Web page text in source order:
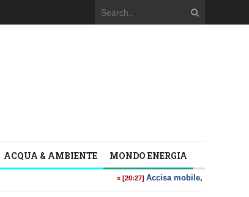
ACQUA & AMBIENTE MONDO ENERGIA